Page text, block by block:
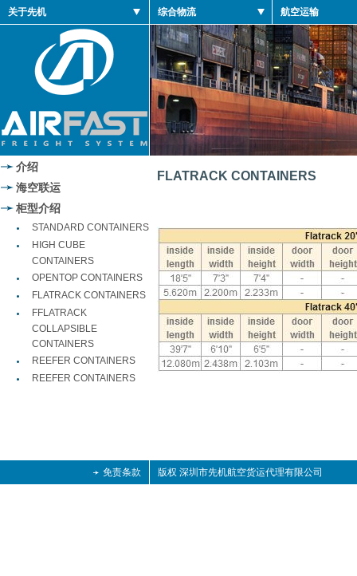
关于先机 综合物流 航空运输
介绍
海空联运
柜型介绍
STANDARD CONTAINERS
HIGH CUBE
CONTAINERS
OPENTOP CONTAINERS
FLATRACK CONTAINERS
FFLATRACK
COLLAPSIBLE
CONTAINERS
REEFER CONTAINERS
REEFER CONTAINERS
FLATRACK CONTAINERS
免责条款 版权 深圳市先机航空货运代理有限公司